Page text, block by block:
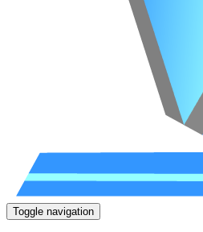
Toggle navigation